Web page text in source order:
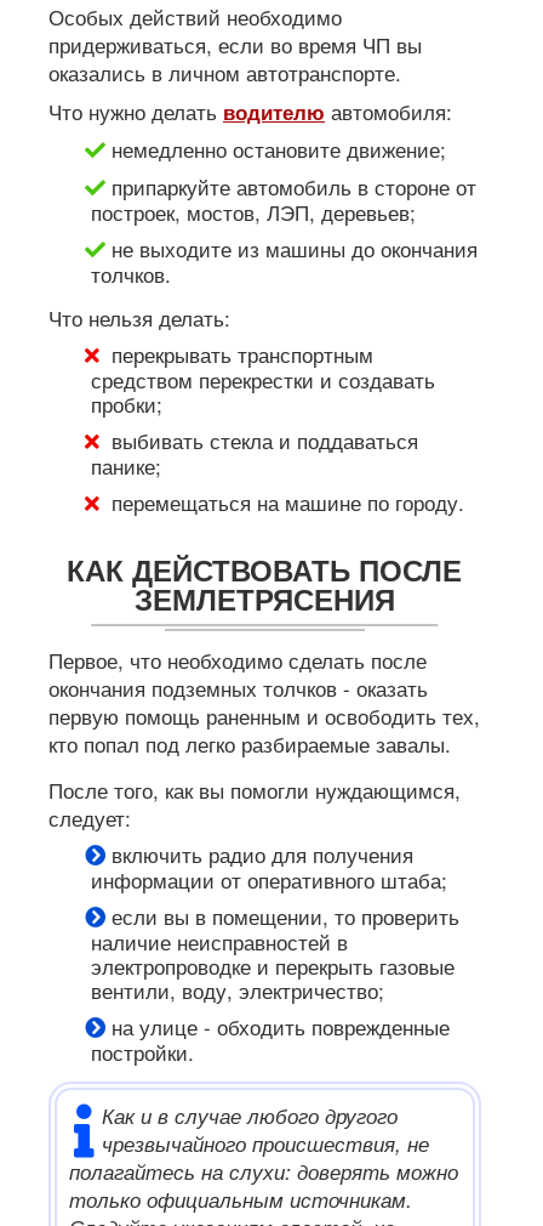
Особых действий необходимо
придерживаться, если во время ЧП вы
оказались в личном автотранспорте.
Что нужно делать водителю автомобиля:
немедленно остановите движение;
припаркуйте автомобиль в стороне от
построек, мостов, ЛЭП, деревьев;
не выходите из машины до окончания
толчков.
Что нельзя делать:
перекрывать транспортным
средством перекрестки и создавать
пробки;
выбивать стекла и поддаваться
панике;
перемещаться на машине по городу.
КАК ДЕЙСТВОВАТЬ ПОСЛЕ
ЗЕМЛЕТРЯСЕНИЯ
Первое, что необходимо сделать после
окончания подземных толчков - оказать
первую помощь раненным и освободить тех,
кто попал под легко разбираемые завалы.
После того, как вы помогли нуждающимся,
следует:
включить радио для получения
информации от оперативного штаба;
если вы в помещении, то проверить
наличие неисправностей в
электропроводке и перекрыть газовые
вентили, воду, электричество;
на улице - обходить поврежденные
постройки.
Как и в случае любого другого
чрезвычайного происшествия, не
полагайтесь на слухи: доверять можно
только официальным источникам.